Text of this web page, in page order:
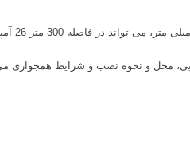
محل و نحوه نصب و شرایط همجواری می